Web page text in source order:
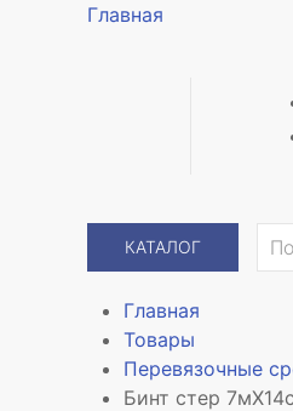
Главная
КАТАЛОГ
Главная
Товары
Перевязочные
Бинт стер